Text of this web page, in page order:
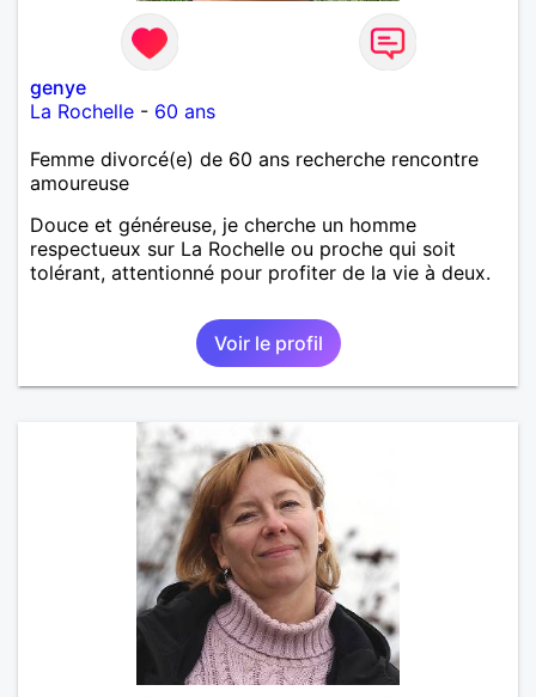
genye
La Rochelle - 60 ans
Femme divorcé(e) de 60 ans recherche rencontre
amoureuse
Douce et généreuse, je cherche un homme
respectueux sur La Rochelle ou proche qui soit
tolérant, attentionné pour profiter de la vie à deux.
Voir le profil